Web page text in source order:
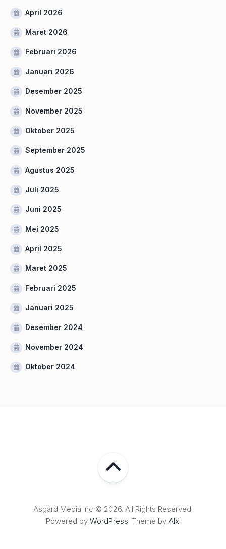
April 2026
Maret 2026
Februari 2026
Januari 2026
Desember 2025
November 2025
Oktober 2025
September 2025
Agustus 2025
Juli 2025
Juni 2025
Mei 2025
April 2025
Maret 2025
Februari 2025
Januari 2025
Desember 2024
November 2024
Oktober 2024
Asgard Media Inc © 2026. All Rights Reserved.
Powered by WordPress. Theme by Alx.